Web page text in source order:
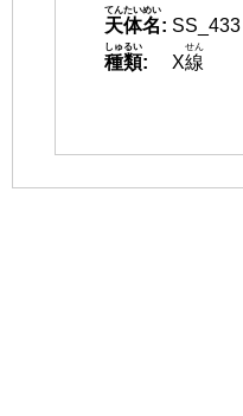
天体名
てんたいめい
: SS_433
種類
しゅるい
: X線
せん